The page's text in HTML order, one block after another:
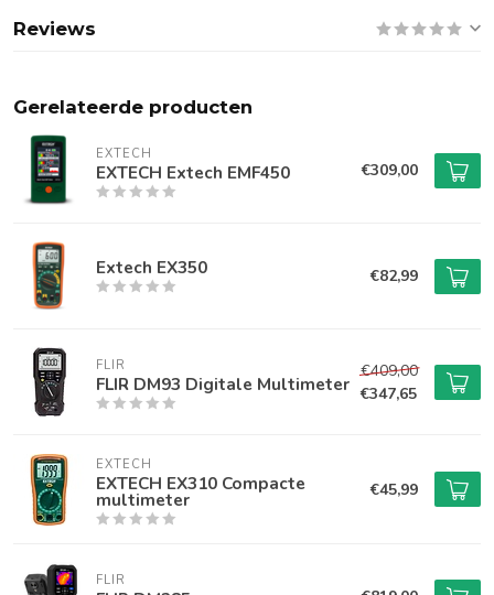
Reviews
Gerelateerde producten
EXTECH
EXTECH Extech EMF450 €309,00
Extech EX350 €82,99
FLIR
FLIR DM93 Digitale Multimeter
€409,00
€347,65
EXTECH
EXTECH EX310 Compacte
multimeter €45,99
FLIR